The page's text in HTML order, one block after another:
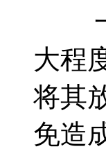
一
大程
将其
免造